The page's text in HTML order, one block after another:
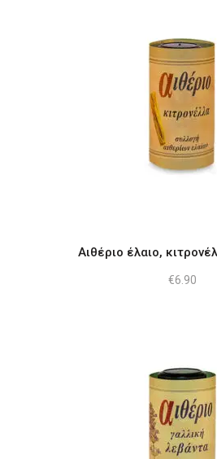
Αιθέριο έλαιο,
€6.90